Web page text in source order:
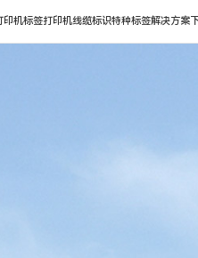
印机标签打印机线缆标识特种标签解决方案